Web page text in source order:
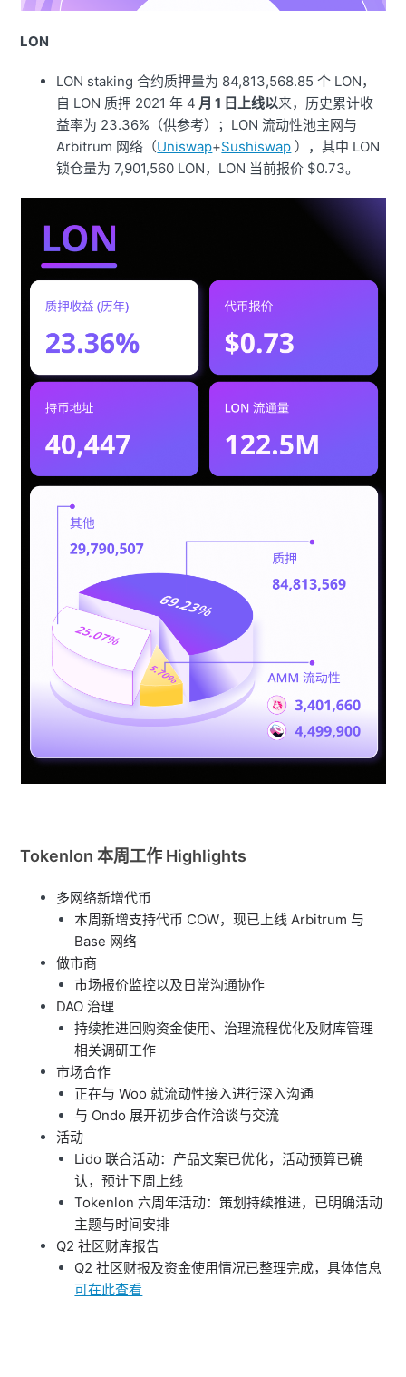
LON
LON staking 合约质押量为 84,813,568.85 个 LON，
自 LON 质押 2021 年 4 月 1 日上线以来，历史累计收
益率为 23.36%（供参考）；LON 流动性池主网与
Arbitrum 网络（Uniswap+Sushiswap ），其中 LON
锁仓量为 7,901,560 LON，LON 当前报价 $0.73。
Tokenlon 本周工作 Highlights
多网络新增代币
本周新增支持代币 COW，现已上线 Arbitrum 与
Base 网络
做市商
市场报价监控以及日常沟通协作
DAO 治理
持续推进回购资金使用、治理流程优化及财库管理
相关调研工作
市场合作
正在与 Woo 就流动性接入进行深入沟通
与 Ondo 展开初步合作洽谈与交流
活动
Lido 联合活动：产品文案已优化，活动预算已确
认，预计下周上线
Tokenlon 六周年活动：策划持续推进，已明确活动
主题与时间安排
Q2 社区财库报告
Q2 社区财报及资金使用情况已整理完成，具体信息
可在此查看